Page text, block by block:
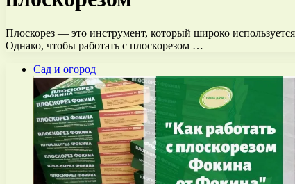
Плоскорез — это инструмент, который широко
Однако, чтобы работать с плоскорезом …
Сад и огород